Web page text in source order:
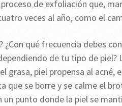
de exfoliación que,
veces al año, como el
qué frecuencia debes
de tu tipo de piel?
grasa, piel propensa al
que se borre y se calme el
punto donde la piel se